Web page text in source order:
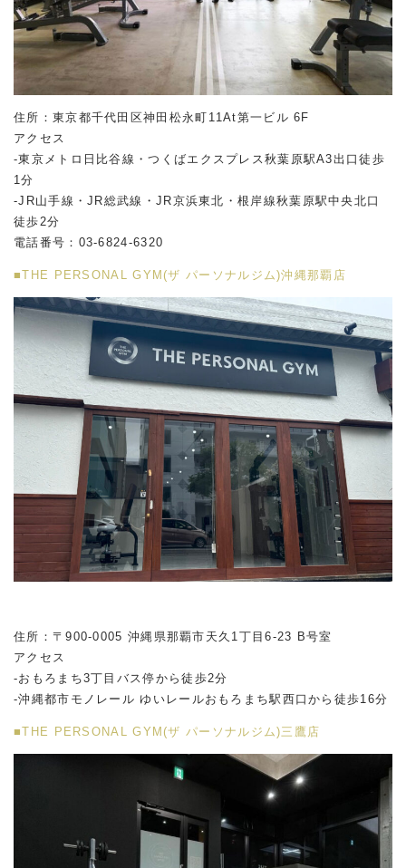
住所：東京都千代田区神田松永町11At第一ビル 6F
アクセス
-東京メトロ日比谷線・つくばエクスプレス秋葉原駅A3出口徒歩
1分
-JR山手線・JR総武線・JR京浜東北・根岸線秋葉原駅中央北口
徒歩2分
電話番号：03-6824-6320
■THE PERSONAL GYM(ザ パーソナルジム)沖縄那覇店
住所：〒900-0005 沖縄県那覇市天久1丁目6-23 B号室
アクセス
-おもろまち3丁目バス停から徒歩2分
-沖縄都市モノレール ゆいレールおもろまち駅西口から徒歩16分
■THE PERSONAL GYM(ザ パーソナルジム)三鷹店